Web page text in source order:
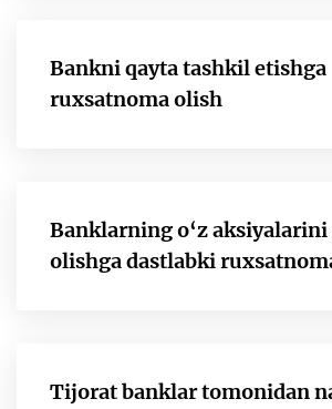
Bankni qayta tashkil etishga
ruxsatnoma olish
Banklarning o‘z
olishga dastlabki
Tijorat banklar tomonidan